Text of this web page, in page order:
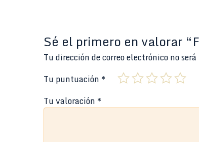
Sé el primero en valorar
Tu dirección de correo electrónico no
Tu puntuación *
Tu valoración *